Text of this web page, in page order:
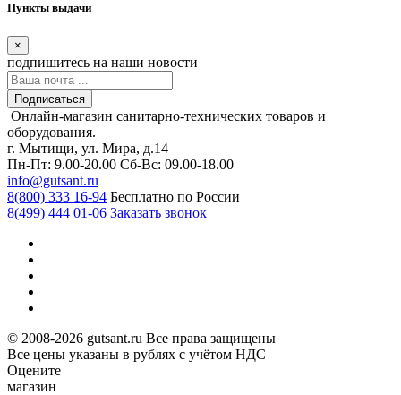
Пункты выдачи
×
подпишитесь на наши новости
Подписаться
Онлайн-магазин санитарно-технических товаров и
оборудования.
г. Мытищи, ул. Мира, д.14
Пн-Пт: 9.00-20.00 Сб-Вс: 09.00-18.00
info@gutsant.ru
8(800) 333 16-94 Бесплатно по России
8(499) 444 01-06 Заказать звонок
© 2008-2026 gutsant.ru Все права защищены
Все цены указаны в рублях с учётом НДС
Оцените
магазин